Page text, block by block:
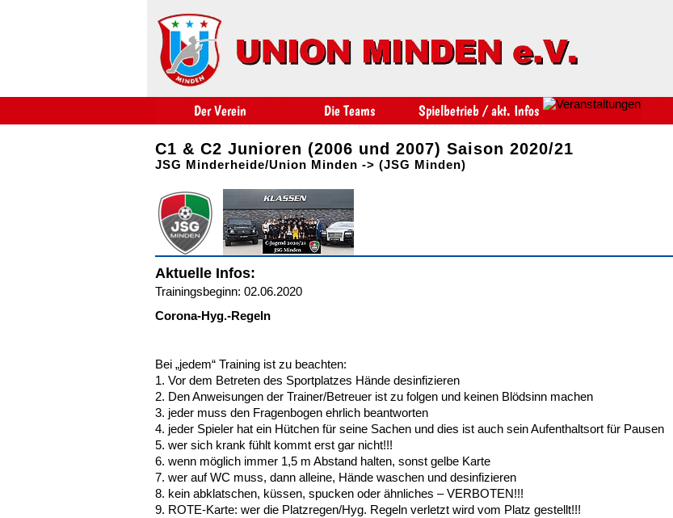
C1 & C2 Junioren (2006 und 2007) Saison 2020/21
JSG Minderheide/Union Minden -> (JSG Minden)
Aktuelle Infos:
Trainingsbeginn: 02.06.2020
Corona-Hyg.-Regeln
Bei „jedem“ Training ist zu beachten:
1. Vor dem Betreten des Sportplatzes Hände desinfizieren
2. Den Anweisungen der Trainer/Betreuer ist zu folgen und keinen Blödsinn machen
3. jeder muss den Fragenbogen ehrlich beantworten
4. jeder Spieler hat ein Hütchen für seine Sachen und dies ist auch sein Aufenthaltsort für Pausen
5. wer sich krank fühlt kommt erst gar nicht!!!
6. wenn möglich immer 1,5 m Abstand halten, sonst gelbe Karte
7. wer auf WC muss, dann alleine, Hände waschen und desinfizieren
8. kein abklatschen, küssen, spucken oder ähnliches – VERBOTEN!!!
9. ROTE-Karte: wer die Platzregen/Hyg. Regeln verletzt wird vom Platz gestellt!!!